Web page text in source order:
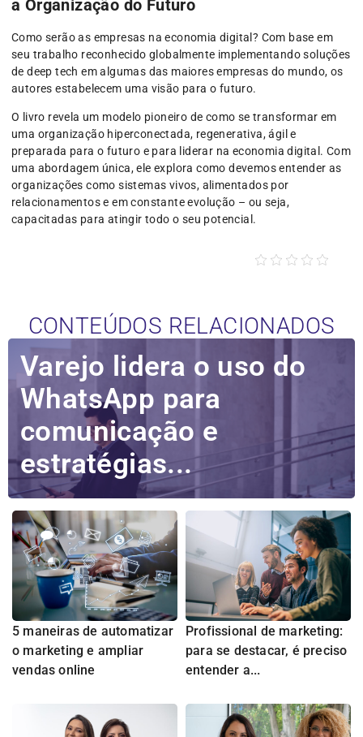
a Organização do Futuro
Como serão as empresas na economia digital? Com base em
seu trabalho reconhecido globalmente implementando soluções
de deep tech em algumas das maiores empresas do mundo, os
autores estabelecem uma visão para o futuro.
O livro revela um modelo pioneiro de como se transformar em
uma organização hiperconectada, regenerativa, ágil e
preparada para o futuro e para liderar na economia digital. Com
uma abordagem única, ele explora como devemos entender as
organizações como sistemas vivos, alimentados por
relacionamentos e em constante evolução – ou seja,
capacitadas para atingir todo o seu potencial.
CONTEÚDOS RELACIONADOS
Varejo lidera o uso do
WhatsApp para
comunicação e
estratégias...
5 maneiras de automatizar
o marketing e ampliar
vendas online
Profissional de marketing:
para se destacar, é preciso
entender a...